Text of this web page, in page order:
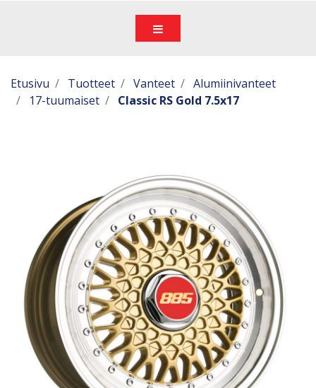
Etusivu Tuotteet Vanteet
Alumiinivanteet
17-tuumaiset
Classic RS Gold 7.5x17